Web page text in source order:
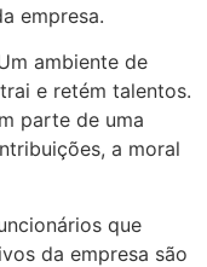
empresa.
ambiente de
e retém talentos.
parte de uma
a moral
que
da empresa são